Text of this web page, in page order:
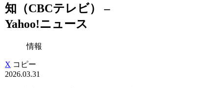
知（CBCテレビ） –
Yahoo!ニュース
情報
X コピー
2026.03.31